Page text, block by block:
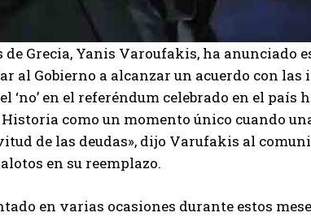
Grecia, Yanis Varoufakis, ha anunciado
al Gobierno a alcanzar un acuerdo con
‘no’ en el referéndum celebrado en el país
como un momento único cuando
de las deudas», dijo Varufakis al
en su reemplazo.
en varias ocasiones durante estos